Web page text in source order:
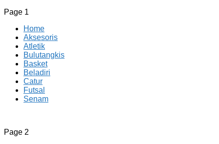
Page 1
Home
Aksesoris
Atletik
Bulutangkis
Basket
Beladiri
Catur
Futsal
Senam
CV JAYA BERSAMA Co Id
Menyediakan Semua Perlengkapan Olahraga Yang
Page 2